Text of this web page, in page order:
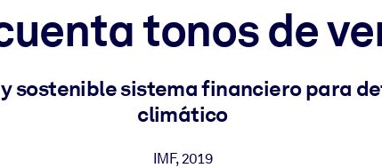
tonos de
y sostenible sistema financiero para
climático
IMF,2019